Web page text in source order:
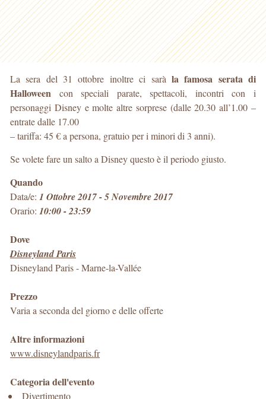
La sera del 31 ottobre inoltre ci sarà la famosa serata di
Halloween con speciali parate, spettacoli, incontri con i
personaggi Disney e molte altre sorprese (dalle 20.30 all’1.00 –
entrate dalle 17.00
– tariffa: 45 € a persona, gratuio per i minori di 3 anni).
Se volete fare un salto a Disney questo è il periodo giusto.
Quando
Data/e: 1 Ottobre 2017 - 5 Novembre 2017
Orario: 10:00 - 23:59
Dove
Disneyland Paris
Disneyland Paris-Marne-la-Vallée
Prezzo
Varia a seconda del giorno e delle offerte
Altre informazioni
www.disneylandparis.fr
Categoria dell'evento
Divertimento